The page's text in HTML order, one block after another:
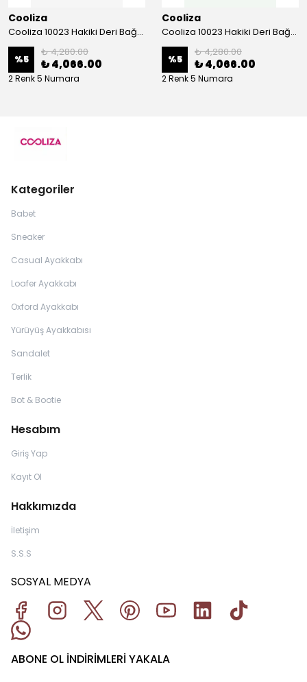
Cooliza
Cooliza 10023 Hakiki Deri Bağcıklı ve Fermuarlı Rahat Kadın Bot Ayakkabı - Ekru
%5
₺ 4,280.00
₺ 4,066.00
2 Renk 5 Numara
Cooliza
Cooliza 10023 Hakiki Deri Bağcıklı ve Fermuarlı Rahat Kadın Bot Ayakkabı - Siyah
%5
₺ 4,280.00
₺ 4,066.00
2 Renk 5 Numara
Kategoriler
Babet
Sneaker
Casual Ayakkabı
Loafer Ayakkabı
Oxford Ayakkabı
Yürüyüş Ayakkabısı
Sandalet
Terlik
Bot & Bootie
Hesabım
Giriş Yap
Kayıt Ol
Hakkımızda
İletişim
S.S.S
SOSYAL MEDYA
ABONE OL İNDİRİMLERİ YAKALA